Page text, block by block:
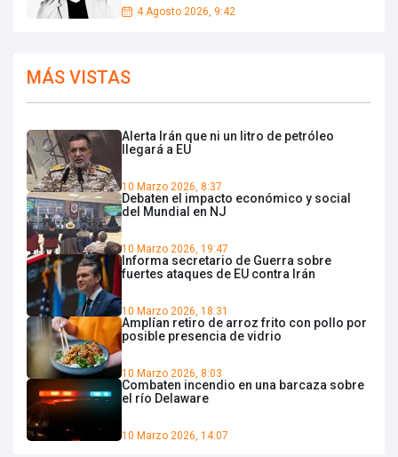
4 Agosto 2026, 9:42
MÁS VISTAS
Alerta Irán que ni un litro de petróleo
llegará a EU
10 Marzo 2026, 8:37
Debaten el impacto económico y social
del Mundial en NJ
10 Marzo 2026, 19:47
Informa secretario de Guerra sobre
fuertes ataques de EU contra Irán
10 Marzo 2026, 18:31
Amplían retiro de arroz frito con pollo por
posible presencia de vidrio
10 Marzo 2026, 8:03
Combaten incendio en una barcaza sobre
el río Delaware
10 Marzo 2026, 14:07